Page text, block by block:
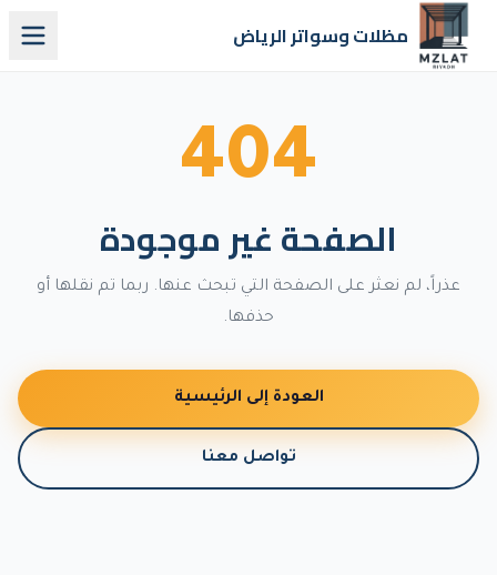
مظلات وسواتر الرياض
404
الصفحة غير موجودة
عذراً، لم نعثر على الصفحة التي تبحث عنها. ربما تم نقلها أو
حذفها.
العودة إلى الرئيسية
تواصل معنا